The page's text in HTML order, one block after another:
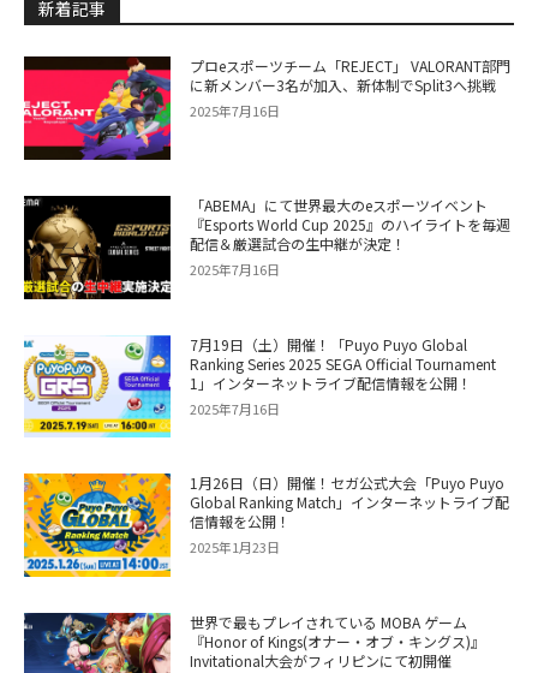
新着記事
プロeスポーツチーム「REJECT」 VALORANT部門
に新メンバー3名が加入、新体制でSplit3へ挑戦
2025年7月16日
「ABEMA」にて世界最大のeスポーツイベント
『Esports World Cup 2025』のハイライトを毎週
配信＆厳選試合の生中継が決定！
2025年7月16日
7月19日（土）開催！「Puyo Puyo Global
Ranking Series 2025 SEGA Official Tournament
1」インターネットライブ配信情報を公開！
2025年7月16日
1月26日（日）開催！セガ公式大会「Puyo Puyo
Global Ranking Match」インターネットライブ配
信情報を公開！
2025年1月23日
世界で最もプレイされている MOBA ゲーム
『Honor of Kings(オナー・オブ・キングス)』
Invitational大会がフィリピンにて初開催